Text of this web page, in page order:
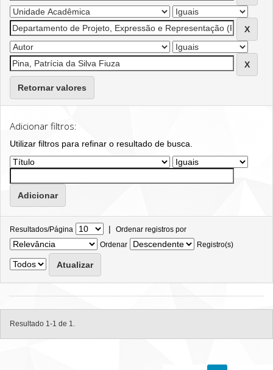
Retornar valores
Adicionar filtros:
Utilizar filtros para refinar o resultado de busca.
Resultados/Página | Ordenar registros por
Ordenar
Registro(s)
Resultado 1-1 de 1.